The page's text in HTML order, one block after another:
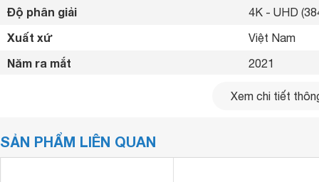
cận thực tế nhất.
Độ phân giải 4K - UHD
Xuất xứ Việt Nam
Năm ra mắt 2021
Có (Loa,
Cổng HDMI
Xem chi tiết
SẢN PHẨM LIÊN QUAN